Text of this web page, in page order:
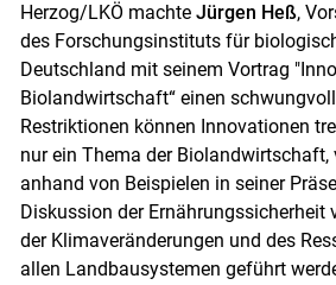
Herzog/LKÖ machte Jürgen Heß,
des Forschungsinstituts für
Deutschland mit seinem Vortrag
Biolandwirtschaft“ einen
Restriktionen können Innovationen
nur ein Thema der Biolandwirtschaft,
anhand von Beispielen in seiner
Diskussion der Ernährungssicherheit
der Klimaveränderungen und des
allen Landbausystemen geführt